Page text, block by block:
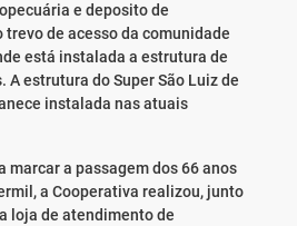
e deposito de
de acesso da comunidade
está instalada a estrutura de
A estrutura do Super São Luiz de
instalada nas atuais
marcar a passagem dos 66 anos
a Cooperativa realizou, junto
loja de atendimento de